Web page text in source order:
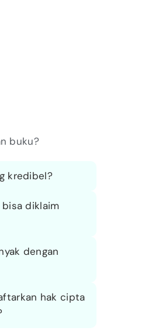
buku?
kredibel?
diklaim
dengan
hak cipta